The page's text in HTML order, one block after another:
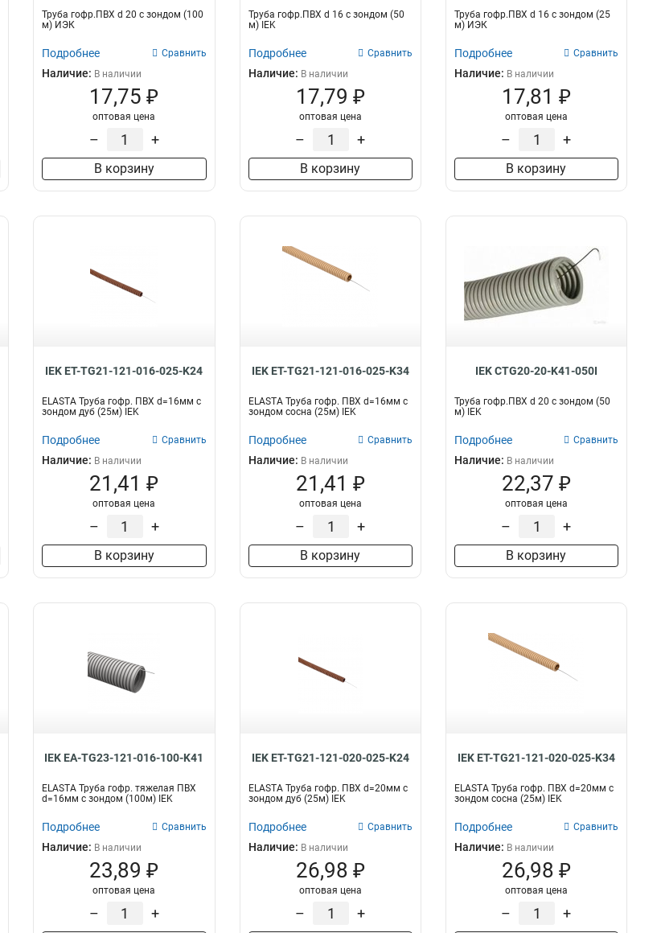
Труба гофр.ПВХ d 20 с зондом (100
м) ИЭК
Подробнее Сравнить
Наличие: В наличии
17,75 ₽
оптовая цена
– +
В корзину
Труба гофр.ПВХ d 16 с зондом (50
м) IEK
Подробнее Сравнить
Наличие: В наличии
17,79 ₽
оптовая цена
– +
В корзину
Труба гофр.ПВХ d 16 с зондом (25
м) ИЭК
Подробнее Сравнить
Наличие: В наличии
17,81 ₽
оптовая цена
– +
В корзину
IEK ET-TG21-121-016-025-K24
ELASTA Труба гофр. ПВХ d=16мм с
зондом дуб (25м) IEK
Подробнее Сравнить
Наличие: В наличии
21,41 ₽
оптовая цена
– +
В корзину
IEK ET-TG21-121-016-025-K34
ELASTA Труба гофр. ПВХ d=16мм с
зондом сосна (25м) IEK
Подробнее Сравнить
Наличие: В наличии
21,41 ₽
оптовая цена
– +
В корзину
IEK CTG20-20-K41-050I
Труба гофр.ПВХ d 20 с зондом (50
м) IEK
Подробнее Сравнить
Наличие: В наличии
22,37 ₽
оптовая цена
– +
В корзину
IEK EA-TG23-121-016-100-K41
ELASTA Труба гофр. тяжелая ПВХ
d=16мм с зондом (100м) IEK
Подробнее Сравнить
Наличие: В наличии
23,89 ₽
оптовая цена
– +
IEK ET-TG21-121-020-025-K24
ELASTA Труба гофр. ПВХ d=20мм с
зондом дуб (25м) IEK
Подробнее Сравнить
Наличие: В наличии
26,98 ₽
оптовая цена
– +
IEK ET-TG21-121-020-025-K34
ELASTA Труба гофр. ПВХ d=20мм с
зондом сосна (25м) IEK
Подробнее Сравнить
Наличие: В наличии
26,98 ₽
оптовая цена
– +